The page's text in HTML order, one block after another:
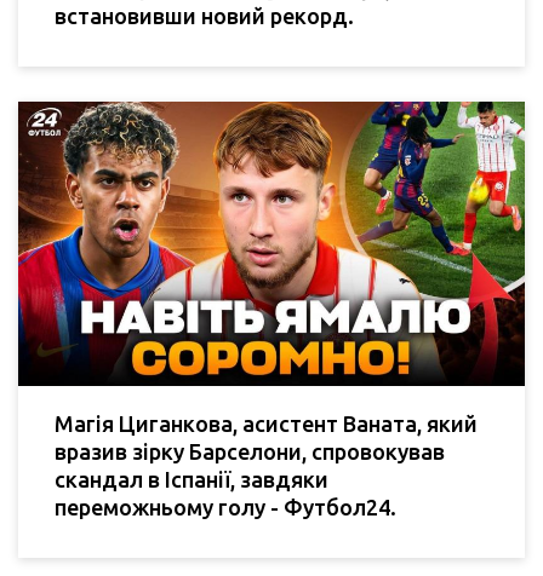
встановивши новий рекорд.
Магія Циганкова, асистент Ваната, який
вразив зірку Барселони, спровокував
скандал в Іспанії, завдяки
переможньому голу - Футбол24.